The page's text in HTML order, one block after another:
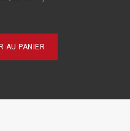
AU PANIER